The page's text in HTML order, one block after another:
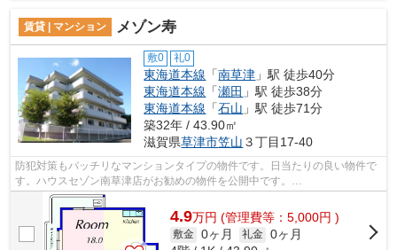
賃貸 | マンション メゾン寿
敷0 礼0
東海道本線 「南草津 」駅 徒歩40分
東海道本線 「瀬田 」駅 徒歩38分
東海道本線 「石山 」駅 徒歩71分
築32年 / 43.90㎡
滋賀県草津市笠山 ３丁目17-40
防犯対策もバッチリなマンションタイプの物件です。日当たりの良い物件で
す。ハウスセゾン南草津店がお勧めの物件を公開中です。
fd@sigasaison.comまで詳しい内容をお問い合わせ下さい...
4.9万円 (管理費等：5,000円 )
敷金 0ヶ月 礼金 0ヶ月